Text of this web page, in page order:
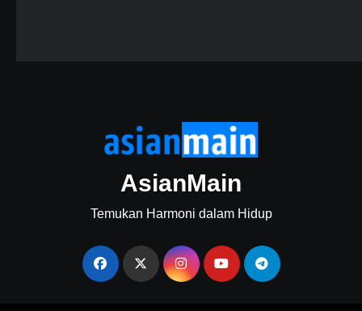
AsianMain
Temukan Harmoni dalam Hidup